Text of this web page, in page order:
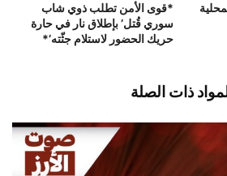
*قوى الأمن تطلب ذوي شاب
سوري قُتل’ بإطلاق نار في حارة
حريك الحضور لاستلام جثّته’*
ذات الصلة
واصابة عدد